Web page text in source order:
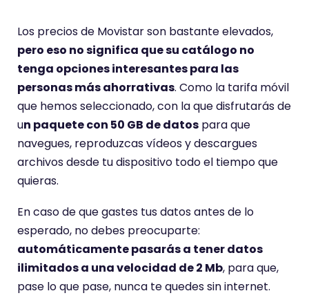
Los precios de Movistar son bastante elevados,
pero eso no significa que su catálogo no
tenga opciones interesantes para las
personas más ahorrativas. Como la tarifa móvil
que hemos seleccionado, con la que disfrutarás de
un paquete con 50 GB de datos para que
navegues, reproduzcas vídeos y descargues
archivos desde tu dispositivo todo el tiempo que
quieras.
En caso de que gastes tus datos antes de lo
esperado, no debes preocuparte:
automáticamente pasarás a tener datos
ilimitados a una velocidad de 2 Mb, para que,
pase lo que pase, nunca te quedes sin internet.